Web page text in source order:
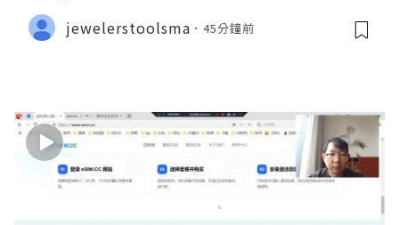
gen ermöglicht
jewelerstoolsma 45分鐘前